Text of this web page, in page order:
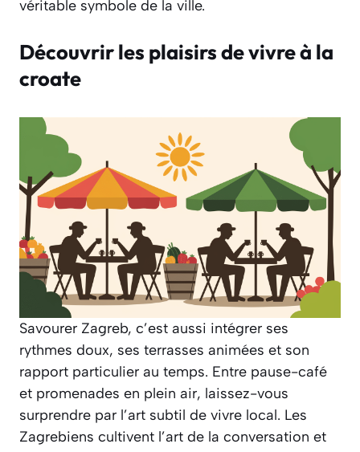
véritable symbole de la ville.
Découvrir les plaisirs de vivre à la
croate
Savourer Zagreb, c’est aussi intégrer ses
rythmes doux, ses terrasses animées et son
rapport particulier au temps. Entre pause-café
et promenades en plein air, laissez-vous
surprendre par l’art subtil de vivre local. Les
Zagrebiens cultivent l’art de la conversation et